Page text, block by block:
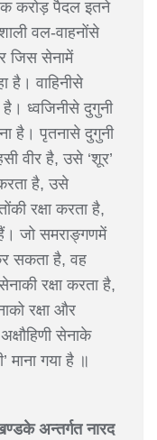
करोड़ पैदल इतने
वल-वाहनोंसे
जिस सेनामें
है। वाहिनीसे
है। ध्वजिनीसे दुगुनी
है। पृतनासे दुगुनी
वीर है, उसे ‘शूर’
है, उसे
रक्षा करता है,
हैं। जो समराङ्गणमें
सकता है, वह
रक्षा करता है,
रक्षा और
सेनाके
माना गया है ॥
अन्तर्गत नारद